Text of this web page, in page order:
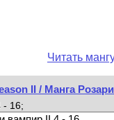
Читать
II / Манга
- 16;